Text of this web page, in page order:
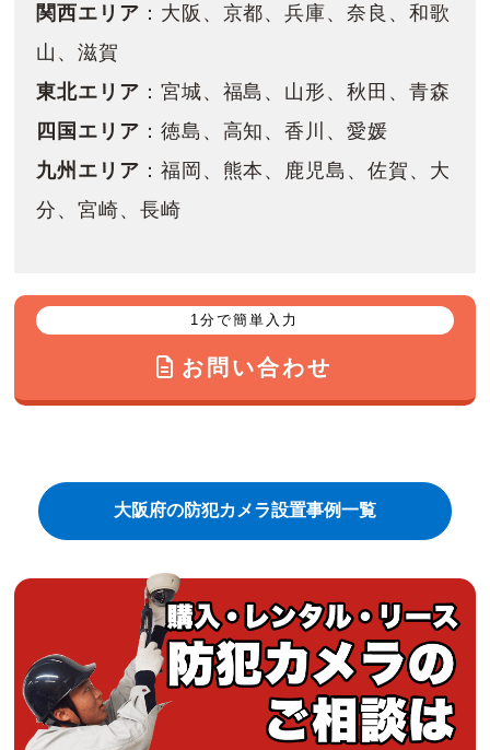
関西エリア ：大阪、京都、兵庫、奈良、和歌
山、滋賀
東北エリア ：宮城、福島、山形、秋田、青森
四国エリア ：徳島、高知、香川、愛媛
九州エリア ：福岡、熊本、鹿児島、佐賀、大
分、宮崎、長崎
1分で簡単入力
お問い合わせ
大阪府の防犯カメラ設置事例一覧